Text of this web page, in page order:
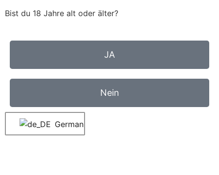
Bist du 18 Jahre alt oder älter?
JA
Nein
German